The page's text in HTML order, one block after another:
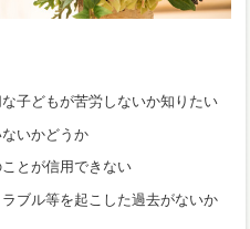
子どもが苦労しないか知りたい
いかどうか
とが信用できない
ブル等を起こした過去がないか